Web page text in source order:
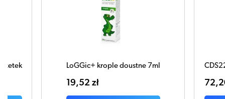
LoGGic+ krople doustne 7ml CDS22-Formula